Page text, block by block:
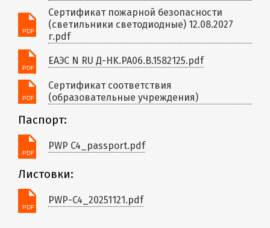
Сертификат пожарной безопасности
(светильники светодиодные) 12.08.2027
г.pdf
ЕАЭС N RU Д-HK.РА06.В.1582125.pdf
Сертификат соответствия
(образовательные учреждения)
Паспорт:
PWP C4_passport.pdf
Листовки:
PWP-C4_20251121.pdf